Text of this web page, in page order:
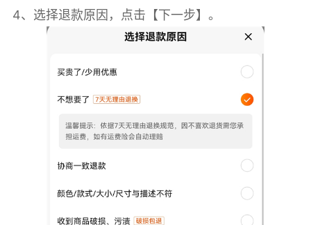
4、选择退款原因，点击【下一步】。